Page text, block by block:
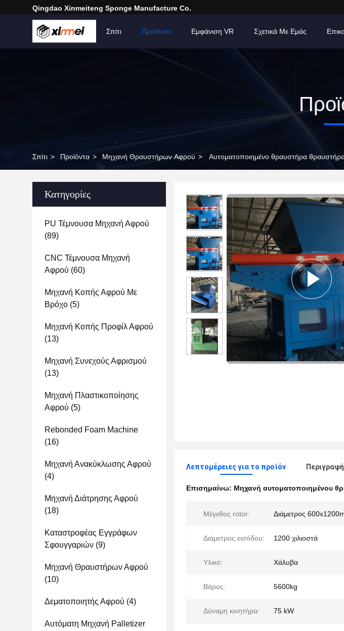
Qingdao Xinmeiteng Sponge Manufacture Co.
Σπίτι Προϊόντα Εμφάνιση VR Σχετικά Με Εμάς
Σπίτι > Προϊόντα > Μηχανή Θραυστήρων Αφρού > Αυτοματοποιημένο θραυστήρα
Κατηγορίες
PU Τέμνουσα Μηχανή Αφρού
(89)
CNC Τέμνουσα Μηχανή
Αφρού (60)
Μηχανή Κοπής Αφρού Με
Βρόχο (5)
Μηχανή Κοπής Προφίλ Αφρού
(13)
Μηχανή Συνεχούς Αφρισμού
(13)
Μηχανή Πλαστικοποίησης
Αφρού (5)
Rebonded Foam Machine
(16)
Μηχανή Ανακύκλωσης Αφρού
(4)
Μηχανή Διάτρησης Αφρού
(18)
Καταστροφέας Εγγράφων
Σφουγγαριών (9)
Μηχανή Θραυστήρων Αφρού
(10)
Δεματοποιητής Αφρού (4)
Αυτόματη Μηχανή Palletizer
Λεπτομέρειες για το προϊόν
Επισημαίνω: Μηχανή αυτοματοποιημένου
Μέγεθος rotor: Διάμετρος
Διάμετρος εισόδου: 1200 χιλιοστά
Υλικό: Χάλυβα
Βάρος: 5600kg
Δύναμη κινητήρα: 75 kW